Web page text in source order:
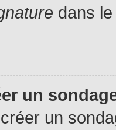
dans
un
un